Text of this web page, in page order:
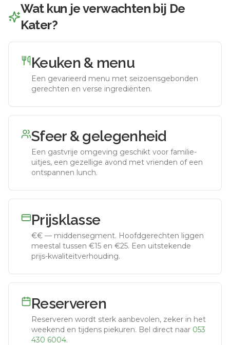
Wat kun je verwachten bij De
Kater?
Keuken & menu
Een gevarieerd menu met seizoensgebonden
gerechten en verse ingrediënten.
Sfeer & gelegenheid
Een gastvrije omgeving geschikt voor familie-
uitjes, een gezellige avond met vrienden of een
ontspannen lunch.
Prijsklasse
€€ — middensegment. Hoofdgerechten liggen
meestal tussen €15 en €25. Een uitstekende
prijs-kwaliteitverhouding.
Reserveren
Reserveren wordt sterk aanbevolen, zeker in het
weekend en tijdens piekuren. Bel direct naar 053
430 6004.